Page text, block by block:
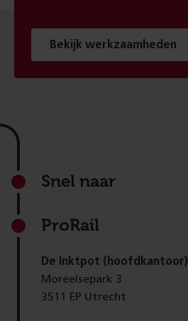
Bekijk werkzaamheden
Footer
Snel naar
ProRail
De Inktpot (hoofdkantoor)
Moreelsepark 3
3511 EP Utrecht